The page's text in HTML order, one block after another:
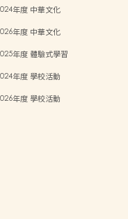
年度 中華文化
年度 中華文化
年度 體驗式學習
年度 學校活動
年度 學校活動